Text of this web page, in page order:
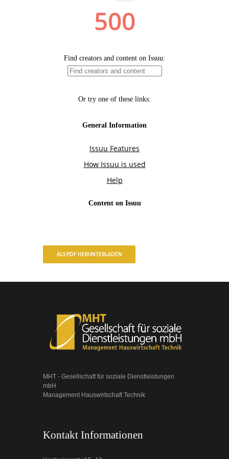
ALS PDF HERUNTERLADEN
MHT - Gesellschaft für soziale Dienstleistungen
mbH
Management Hauswirtschaft Technik
Kontakt Informationen